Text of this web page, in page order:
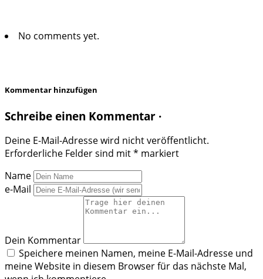
No comments yet.
Kommentar hinzufügen
Schreibe einen Kommentar ·
Deine E-Mail-Adresse wird nicht veröffentlicht.
Erforderliche Felder sind mit* markiert
Name
e-Mail
Dein Kommentar
Speichere meinen Namen, meine E-Mail-Adresse und
meine Website in diesem Browser für das nächste Mal,